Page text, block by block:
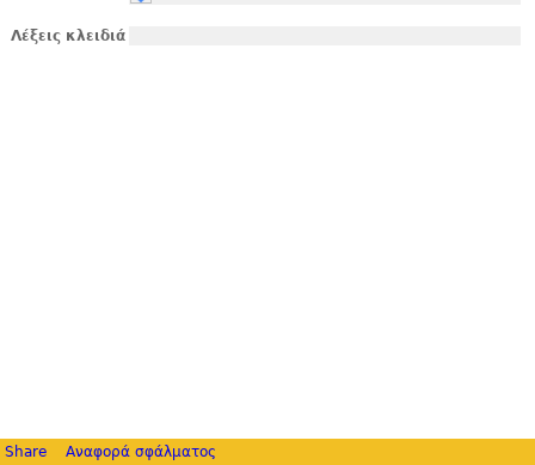
Λέξεις κλειδιά
Share Αναφορά σφάλματος